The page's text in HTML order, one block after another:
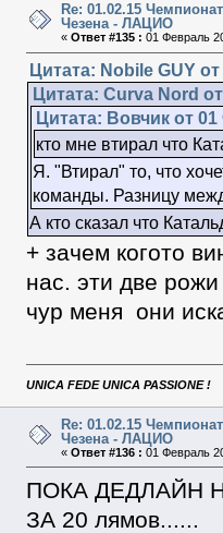
Re: 01.02.15
Чезена - ЛАЦИО
«Ответ #135 : 01 Февраль
Цитата: Nobile GUY
Цитата: Curva Nord
Цитата: Вовчик от
кто мне втирал что
Я. "Втирал" то, что
команды. Разницу
А кто сказал что
+ зачем когото
нас. эти две
чур меня они
UNICA FEDE UNICA PASSIONE !
Re: 01.02.15
Чезена - ЛАЦИО
«Ответ #136 : 01 Февраль
ПОКА ДЕДЛАЙН
ЗА 20 лямов......